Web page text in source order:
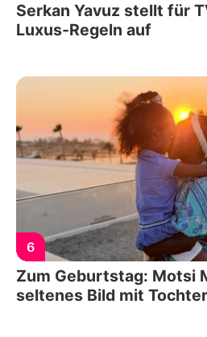
Serkan Yavuz stellt für
Luxus-Regeln auf
6
Zum Geburtstag: Motsi
seltenes Bild mit Tochter